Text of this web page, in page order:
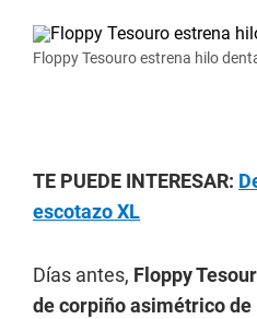
Floppy Tesouro estrena hilo
TE PUEDE INTERESAR:
escotazo XL
Días antes, Floppy
de corpiño asimétrico de